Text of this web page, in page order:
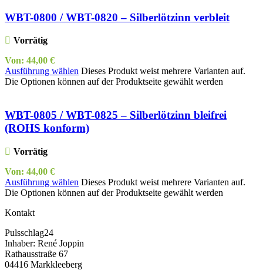
WBT-0800 / WBT-0820 – Silberlötzinn verbleit
Vorrätig
Von: 44,00 €
Ausführung wählen Dieses Produkt weist mehrere Varianten auf.
Die Optionen können auf der Produktseite gewählt werden
WBT-0805 / WBT-0825 – Silberlötzinn bleifrei
(ROHS konform)
Vorrätig
Von: 44,00 €
Ausführung wählen Dieses Produkt weist mehrere Varianten auf.
Die Optionen können auf der Produktseite gewählt werden
Kontakt
Pulsschlag24
Inhaber: René Joppin
Rathausstraße 67
04416 Markkleeberg